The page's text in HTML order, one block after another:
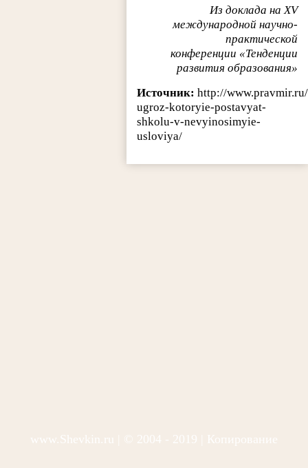
Из доклада на XV
международной научно-
практической
конференции «Тенденции
развития образования»
Источник: http://
ugroz-kotoryie-postavyat-
shkolu-v-nevyinosimyie-
usloviya/
www.Shevkin.ru | © 2004 - 2019 | Копирование